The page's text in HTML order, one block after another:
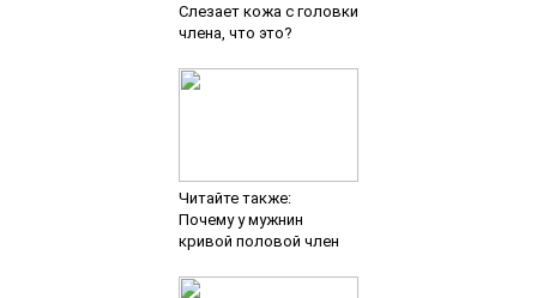
Слезает кожа с головки
члена, что это?
Читайте также:
Почему у мужнин
кривой половой член